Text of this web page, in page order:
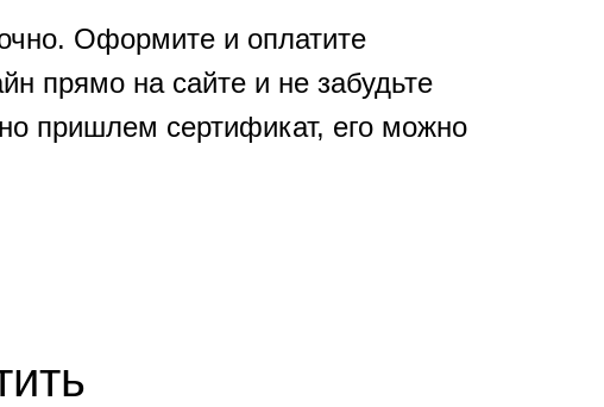
Оформите и оплатите
прямо на сайте и не забудьте
пришлем сертификат, его можно